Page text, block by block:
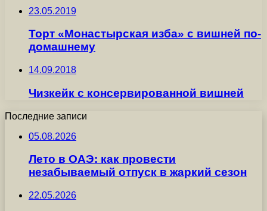
23.05.2019
Торт «Монастырская изба» с вишней по-
домашнему
14.09.2018
Чизкейк с консервированной вишней
Последние записи
05.08.2026
Лето в ОАЭ: как провести
незабываемый отпуск в жаркий сезон
22.05.2026